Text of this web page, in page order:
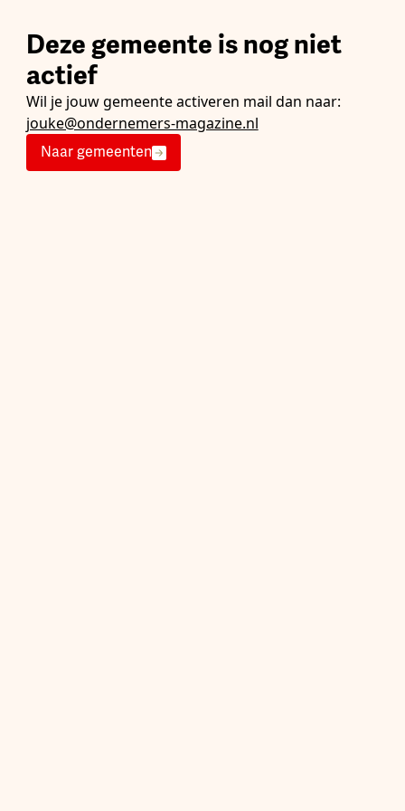
Deze gemeente is nog niet
actief
Wil je jouw gemeente activeren mail dan naar:
jouke@ondernemers-magazine.nl
Naar gemeenten